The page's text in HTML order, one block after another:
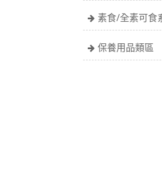
素食/全素可食
保養用品類區